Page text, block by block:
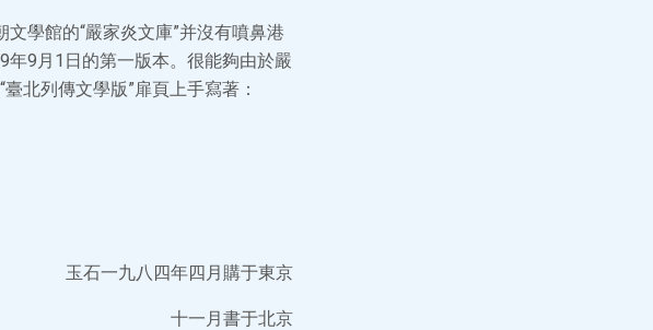
學館的“嚴家炎文庫”并沒有噴鼻港
9月1日的第一版本。很能夠由於嚴
北列傳文學版”扉頁上手寫著：
玉石一九八四年四月購于東京
十一月書于北京